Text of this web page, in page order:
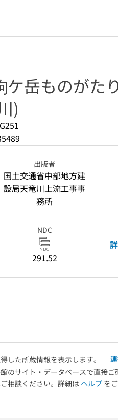
岳ものがた
)
出版者
国土交通省中部地方建
設局天竜川上流工事事
務所
NDC
291.52
した所蔵情報を表示します。
のサイト・データベースで直接
相談ください。詳細は ヘルプ を